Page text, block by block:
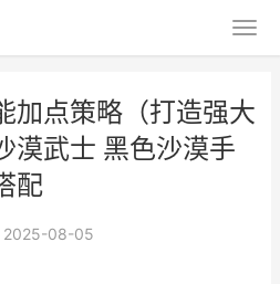
加点策略（打造强大
漠武士 黑色沙漠手
配
2025-08-05